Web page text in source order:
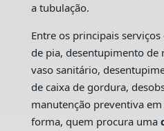
a tubulação.
Entre os principais
de pia, desentupimento
vaso sanitário,
de caixa de gordura,
manutenção preventiva
forma, quem procura uma